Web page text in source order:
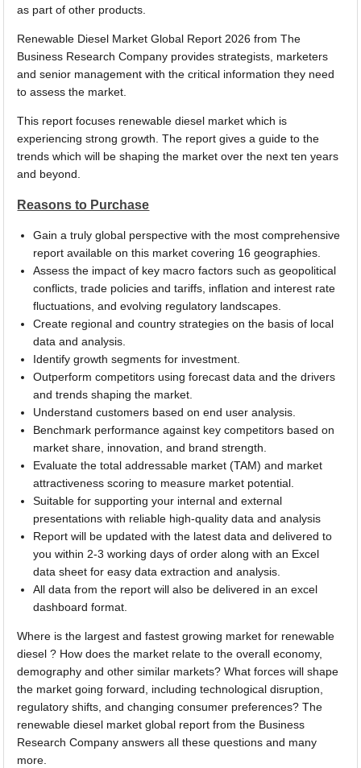
as part of other products.
Renewable Diesel Market Global Report 2026 from The
Business Research Company provides strategists, marketers
and senior management with the critical information they need
to assess the market.
This report focuses renewable diesel market which is
experiencing strong growth. The report gives a guide to the
trends which will be shaping the market over the next ten years
and beyond.
Reasons to Purchase
Gain a truly global perspective with the most comprehensive
report available on this market covering 16 geographies.
Assess the impact of key macro factors such as geopolitical
conflicts, trade policies and tariffs, inflation and interest rate
fluctuations, and evolving regulatory landscapes.
Create regional and country strategies on the basis of local
data and analysis.
Identify growth segments for investment.
Outperform competitors using forecast data and the drivers
and trends shaping the market.
Understand customers based on end user analysis.
Benchmark performance against key competitors based on
market share, innovation, and brand strength.
Evaluate the total addressable market (TAM) and market
attractiveness scoring to measure market potential.
Suitable for supporting your internal and external
presentations with reliable high-quality data and analysis
Report will be updated with the latest data and delivered to
you within 2-3 working days of order along with an Excel
data sheet for easy data extraction and analysis.
All data from the report will also be delivered in an excel
dashboard format.
Where is the largest and fastest growing market for renewable
diesel ? How does the market relate to the overall economy,
demography and other similar markets? What forces will shape
the market going forward, including technological disruption,
regulatory shifts, and changing consumer preferences? The
renewable diesel market global report from the Business
Research Company answers all these questions and many
more.